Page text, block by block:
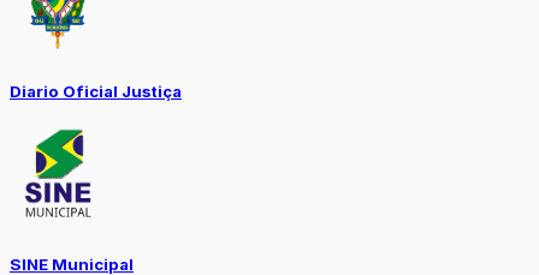
Diario Oficial Justiça
SINE Municipal